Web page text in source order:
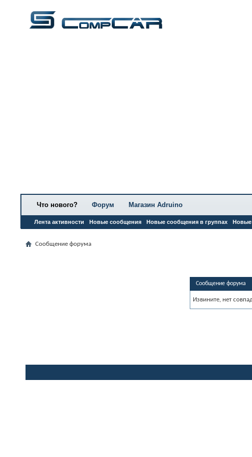
Что нового?
Лента активности Новые сообщения Новые сообщения в группах Новые
Форум Магазин Adruino
Сообщение форума
Сообщение форума
Извините, нет